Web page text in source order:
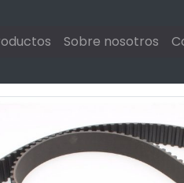
Sobre nosotros